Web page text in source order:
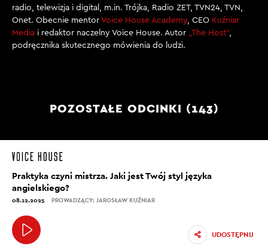
radio, telewizja i digital, m.in. Trójka, Radio ZET, TVN24, TVN,
Onet. Obecnie mentor Voice House Academy, CEO Kuźniar
Media i redaktor naczelny Voice House. Autor „The Host”,
podręcznika skutecznego mówienia do ludzi.
POZOSTAŁE ODCINKI (143)
Praktyka czyni mistrza. Jaki jest Twój styl języka
angielskiego?
08.12.2025 PROWADZĄCY: JAROSŁAW KUŹNIAR
UDOSTĘPNIJ